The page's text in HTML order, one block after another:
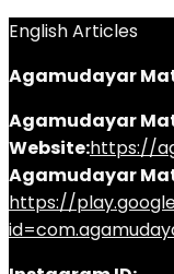
English Articles
Agamudayar
Agamudayar
Website:https://
Agamudayar
https://